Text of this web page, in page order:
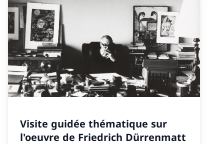
Visite guidée thématique sur
l'oeuvre de Friedrich Dürrenmatt